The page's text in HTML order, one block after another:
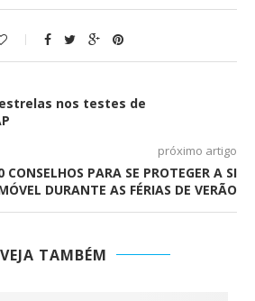
nos testes de
próximo artigo
CONSELHOS PARA SE PROTEGER A SI
DURANTE AS FÉRIAS DE VERÃO
VEJA TAMBÉM